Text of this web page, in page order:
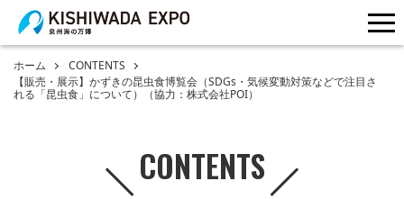
ホーム
CONTENTS
【販売・展示】かずきの昆虫食博覧会（SDGs・気候変動対策などで注目さ
れる「昆虫食」について）（協力：株式会社POI）
CONTENTS